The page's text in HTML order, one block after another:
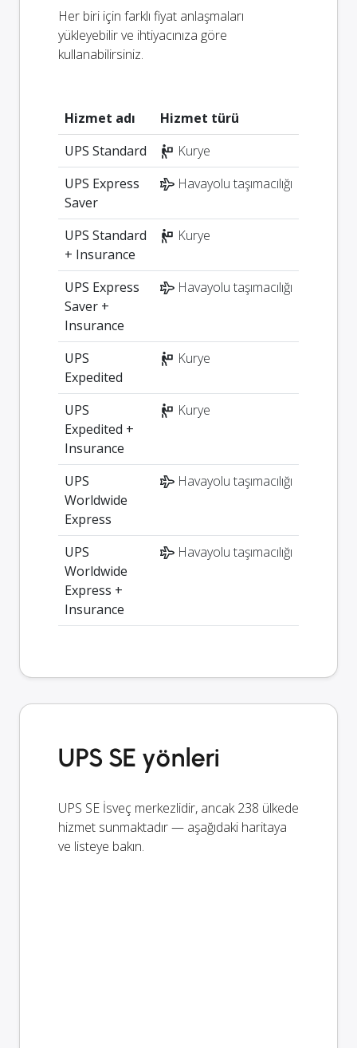
Her biri için farklı fiyat anlaşmaları
yükleyebilir ve ihtiyacınıza göre
kullanabilirsiniz.
Hizmet adı
Hizmet türü
UPS Standard
Kurye
UPS Express
Saver
Havayolu taşımacılığı
UPS Standard
+ Insurance
Kurye
UPS Express
Saver +
Insurance
Havayolu taşımacılığı
UPS
Expedited
Kurye
UPS
Expedited +
Insurance
Kurye
UPS
Worldwide
Express
Havayolu taşımacılığı
UPS
Worldwide
Express +
Insurance
Havayolu taşımacılığı
UPS SE yönleri
UPS SE İsveç merkezlidir, ancak 238 ülkede
hizmet sunmaktadır — aşağıdaki haritaya
ve listeye bakın.